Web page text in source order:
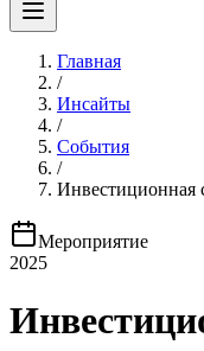
Главная
/
Инсайты
/
События
/
Инвестиционная
Мероприятие
2025